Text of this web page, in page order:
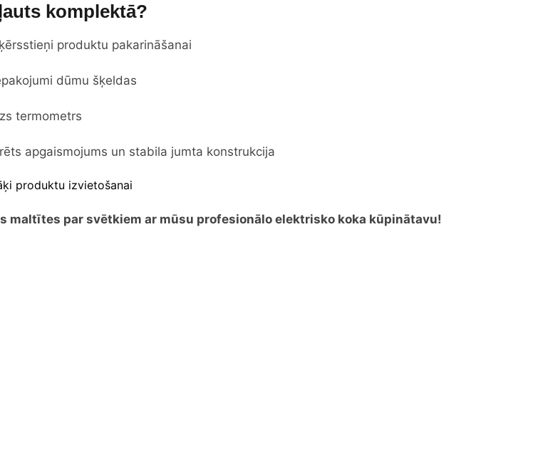
komplektā?
produktu pakarināšanai
dūmu šķeldas
termometrs
apgaismojums un stabila jumta konstrukcija
produktu izvietošanai
maltītes par svētkiem ar mūsu profesionālo elektrisko koka kūpinātavu!